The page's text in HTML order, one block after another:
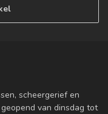
scheergerief en
van dinsdag tot